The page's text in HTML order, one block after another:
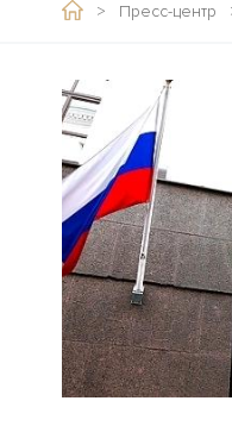
> Пресс-центр